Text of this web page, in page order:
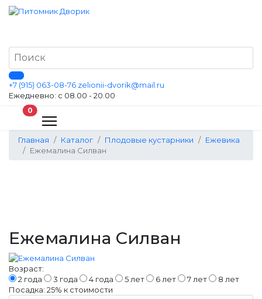
+7 (915) 063-08-76 zelionii-dvorik@mail.ru
Ежедневно: с 08.00 - 20.00
0В корзину
Главная Каталог Плодовые кустарники
Ежевика
Ежемалина Силван
Ежемалина Силван
Возраст:
2 года
3 года 4 года 5 лет 6 лет 7 лет
8 лет
Посадка: 25% к стоимости